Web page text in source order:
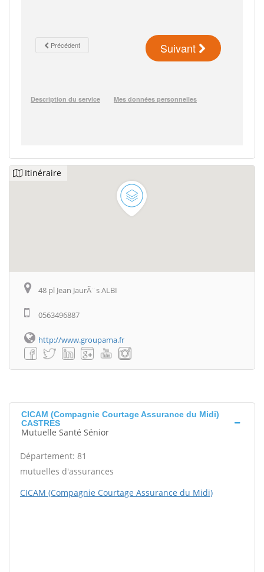
Itinéraire
48 pl Jean JaurÃ¨s ALBI
0563496887
http://www.groupama.fr
CICAM (Compagnie Courtage Assurance du Midi)
CASTRES
Mutuelle Santé Sénior
Département: 81
mutuelles d'assurances
CICAM (Compagnie Courtage Assurance du Midi)